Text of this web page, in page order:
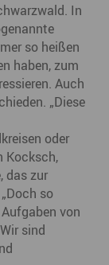
In
so heißen
haben, zum
Auch
„Diese
oder
Kocksch,
das zur
so
von
sind